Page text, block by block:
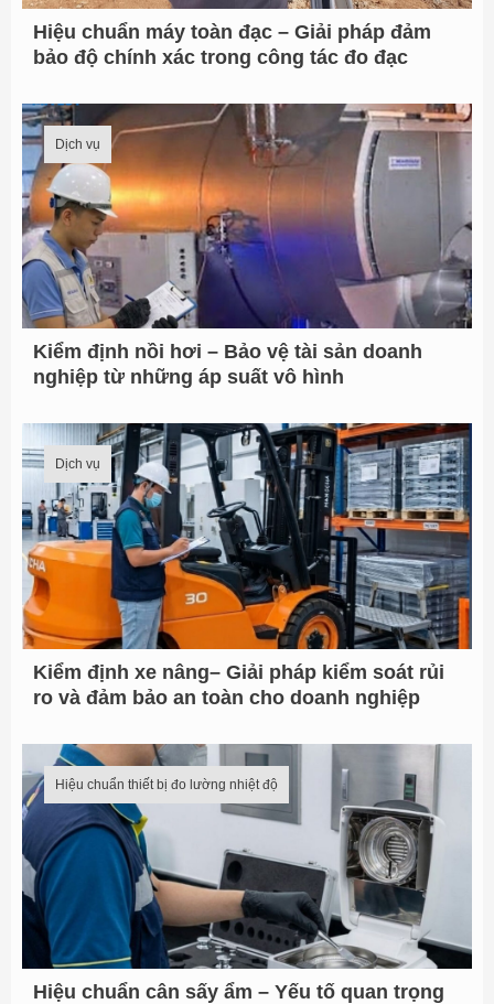
Hiệu chuẩn máy toàn đạc – Giải pháp đảm
bảo độ chính xác trong công tác đo đạc
Dịch vụ
Kiểm định nồi hơi – Bảo vệ tài sản doanh
nghiệp từ những áp suất vô hình
Dịch vụ
Kiểm định xe nâng– Giải pháp kiểm soát rủi
ro và đảm bảo an toàn cho doanh nghiệp
Hiệu chuẩn thiết bị đo lường nhiệt độ
Hiệu chuẩn cân sấy ẩm – Yếu tố quan trọng